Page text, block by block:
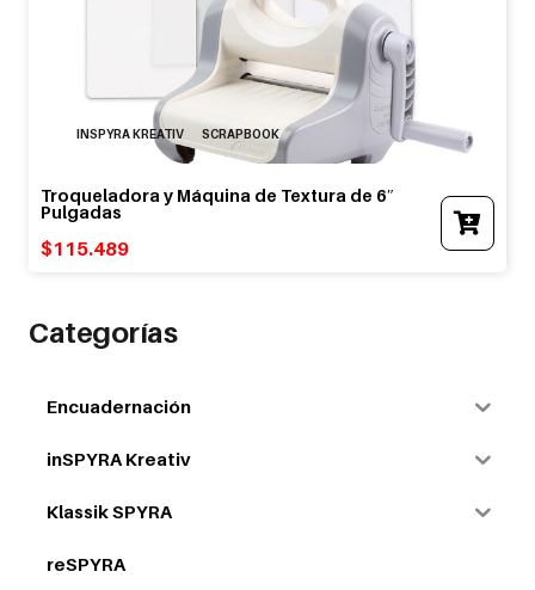
INSPYRA KREATIV SCRAPBOOK
Troqueladora y Máquina de Textura de 6″
Pulgadas
$115.489
Categorías
Encuadernación
inSPYRA Kreativ
Klassik SPYRA
reSPYRA